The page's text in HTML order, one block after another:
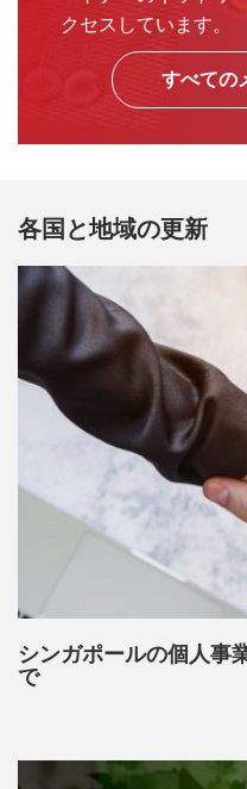
クセスしています。
すべての
各国と地域の更新
シンガポールの個人事
で